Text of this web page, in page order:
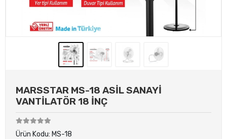
MARSSTAR MS-18 ASİL SANAYİ
VANTİLATÖR 18 İNÇ
Ürün Kodu: MS-18